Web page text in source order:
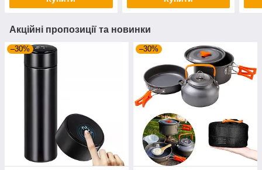
Акційні пропозиції та новинки
–30% –30%